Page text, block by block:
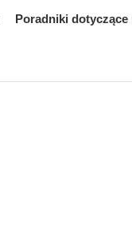
Poradniki